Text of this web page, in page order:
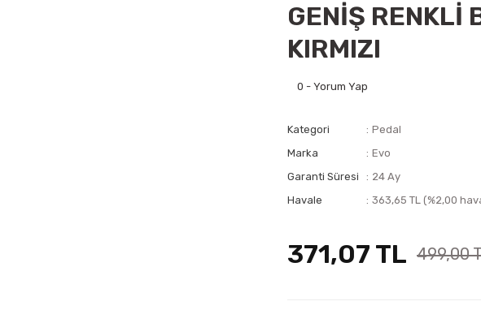
GENİŞ RENKLİ
KIRMIZI
0 - Yorum Yap
Kategori
Pedal
Marka
Evo
Garanti Süresi
24 Ay
Havale
363,65 TL (%2,00
371,07 TL 499,00